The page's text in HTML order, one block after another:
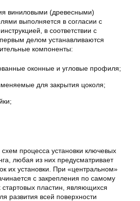
виниловыми (древесными)
выполняется в согласии с
в соответствии с
делом устанавливаются
компоненты:
оконные и угловые профиля;
для закрытия цоколя;
схем процесса установки ключевых
любая из них предусматривает
их установки. При «центральном»
с закрепления по самому
пластин, являющихся
развития всей поверхности